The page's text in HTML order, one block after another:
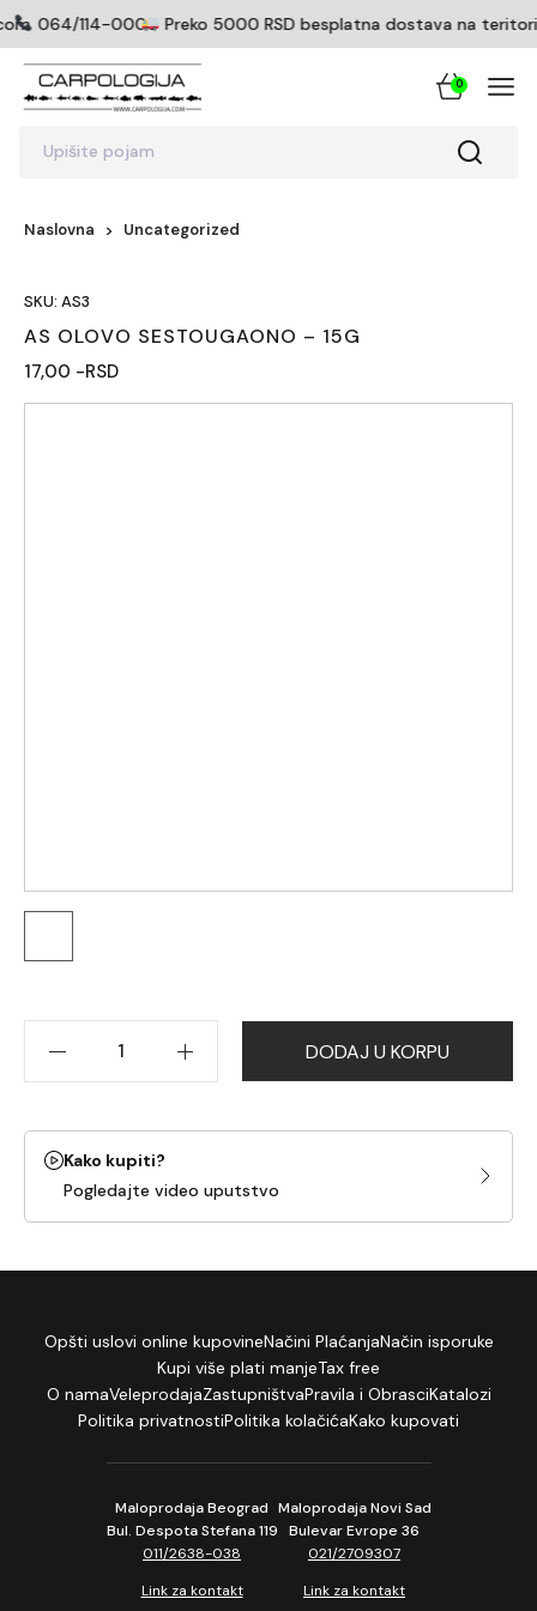
064/114-0005Preko 5000 RSD besplatna dostava na
Upišite pojam
0
Naslovna Uncategorized
SKU: AS3
AS OLOVO SESTOUGAONO – 15G
17,00 -RSD
DODAJ U KORPU
Kako kupiti?
Pogledajte video uputstvo
Opšti uslovi online kupovineNačini PlaćanjaNačin isporuke
Kupi više plati manjeTax free
O namaVeleprodajaZastupništvaPravila i ObrasciKatalozi
Politika privatnostiPolitika kolačićaKako kupovati
Maloprodaja Beograd
Bul. Despota Stefana 119
011/2638-038
Link za kontakt
Maloprodaja Novi Sad
Bulevar Evrope 36
021/2709307
Link za kontakt